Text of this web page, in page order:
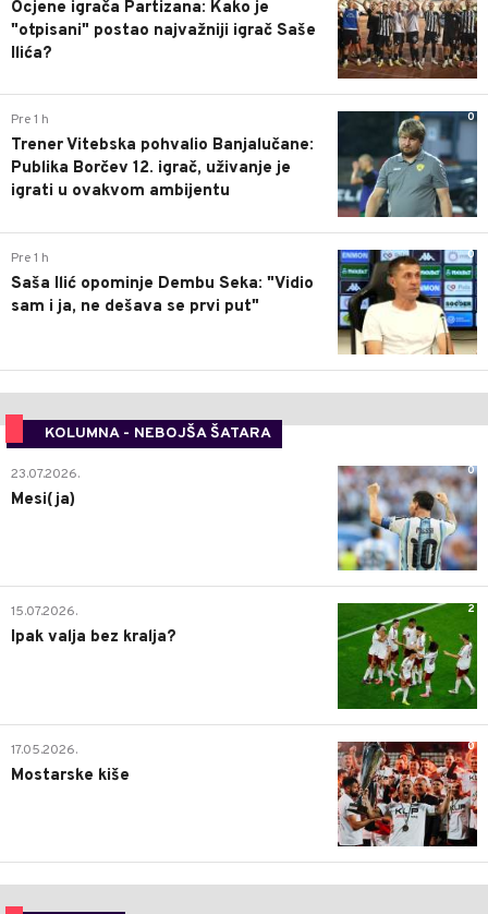
Ocjene igrača Partizana: Kako je
"otpisani" postao najvažniji igrač Saše
Ilića?
0
Pre 1 h
Trener Vitebska pohvalio Banjalučane:
Publika Borčev 12. igrač, uživanje je
igrati u ovakvom ambijentu
0
Pre 1 h
Saša Ilić opominje Dembu Seka: "Vidio
sam i ja, ne dešava se prvi put"
KOLUMNA - NEBOJŠA ŠATARA
0
23.07.2026.
Mesi(ja)
2
15.07.2026.
Ipak valja bez kralja?
0
17.05.2026.
Mostarske kiše